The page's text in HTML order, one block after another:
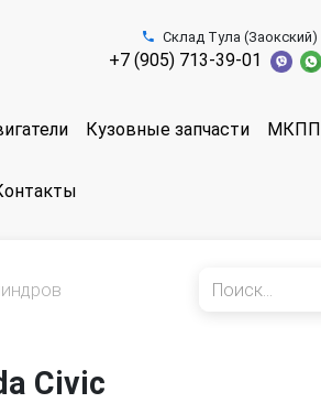
Склад Тула (Заокский)
+7 (905) 713-39-01
Кузовные запчасти МКПП
Civic